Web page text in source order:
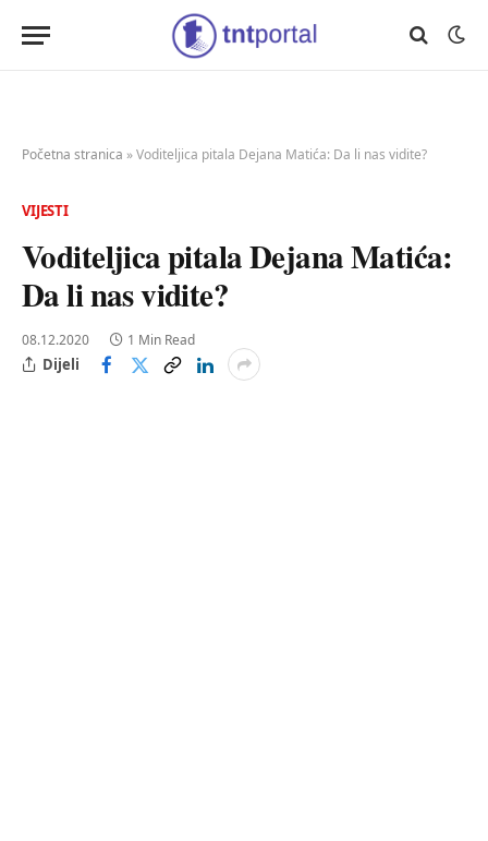
Početna stranica »Voditeljica pitala Dejana Matića: Da li nas vidite?
VIJESTI
Voditeljica pitala Dejana Matića:
Da li nas vidite?
08.12.2020 1 Min Read
Dijeli